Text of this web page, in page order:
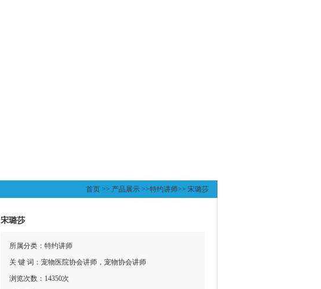
首页 >> 产品展示 >>特约讲师>> 宋璐莎
宋璐莎
所属分类：特约讲师
关 键 词：宠物医院协会讲师，宠物协会讲师
浏览次数：14350次